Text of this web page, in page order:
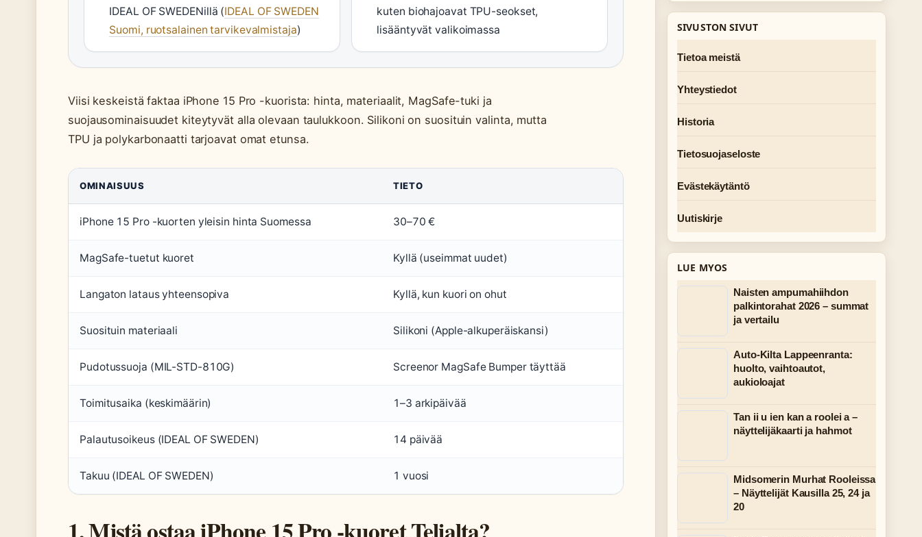
IDEAL OF SWEDENillä (IDEAL OF SWEDEN
Suomi, ruotsalainen tarvikevalmistaja)
kuten biohajoavat TPU-seokset,
lisääntyvät valikoimassa
Viisi keskeistä faktaa iPhone 15 Pro -kuorista: hinta, materiaalit, MagSafe-tuki ja
suojausominaisuudet kiteytyvät alla olevaan taulukkoon. Silikoni on suosituin valinta, mutta
TPU ja polykarbonaatti tarjoavat omat etunsa.
OMINAISUUS TIETO
iPhone 15 Pro -kuorten yleisin hinta Suomessa 30–70 €
MagSafe-tuetut kuoret Kyllä (useimmat uudet)
Langaton lataus yhteensopiva Kyllä, kun kuori on ohut
Suosituin materiaali Silikoni (Apple-alkuperäiskansi)
Pudotussuoja (MIL-STD-810G) Screenor MagSafe Bumper täyttää
Toimitusaika (keskimäärin) 1–3 arkipäivää
Palautusoikeus (IDEAL OF SWEDEN) 14 päivää
Takuu (IDEAL OF SWEDEN) 1 vuosi
SIVUSTON SIVUT
Tietoa meistä
Yhteystiedot
Historia
Tietosuojaseloste
Evästekäytäntö
Uutiskirje
LUE MYOS
Naisten ampumahiihdon
palkintorahat 2026 – summat
ja vertailu
Auto-Kilta Lappeenranta:
huolto, vaihtoautot,
aukioloajat
Tan ii u ien kan a roolei a –
näyttelijäkaarti ja hahmot
Midsomerin Murhat Rooleissa
– Näyttelijät Kausilla 25, 24 ja
20